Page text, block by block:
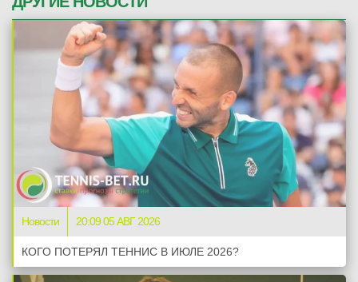
Новости 20:09 05 АВГ 2026
КОГО ПОТЕРЯЛ ТЕННИС В ИЮЛЕ 2026?